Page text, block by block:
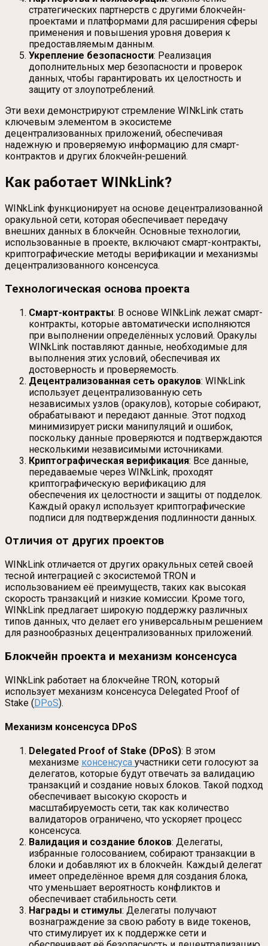
стратегических партнерств с другими блокчейн-
проектами и платформами для расширения сферы
применения и повышения уровня доверия к
предоставляемым данным.
Укрепление безопасности: Реализация
дополнительных мер безопасности и проверок
данных, чтобы гарантировать их целостность и
защиту от злоупотреблений.
Эти вехи демонстрируют стремление WINkLink стать
ключевым элементом в экосистеме
децентрализованных приложений, обеспечивая
надежную и проверяемую информацию для смарт-
контрактов и других блокчейн-решений.
Как работает WINkLink?
WINkLink функционирует на основе децентрализованной
оракульной сети, которая обеспечивает передачу
внешних данных в блокчейн. Основные технологии,
использованные в проекте, включают смарт-контракты,
криптографические методы верификации и механизмы
децентрализованного консенсуса.
Технологическая основа проекта
Смарт-контракты: В основе WINkLink лежат смарт-
контракты, которые автоматически исполняются
при выполнении определённых условий. Оракулы
WINkLink поставляют данные, необходимые для
выполнения этих условий, обеспечивая их
достоверность и проверяемость.
Децентрализованная сеть оракулов: WINkLink
использует децентрализованную сеть
независимых узлов (оракулов), которые собирают,
обрабатывают и передают данные. Этот подход
минимизирует риски манипуляций и ошибок,
поскольку данные проверяются и подтверждаются
несколькими независимыми источниками.
Криптографическая верификация: Все данные,
передаваемые через WINkLink, проходят
криптографическую верификацию для
обеспечения их целостности и защиты от подделок.
Каждый оракул использует криптографические
подписи для подтверждения подлинности данных.
Отличия от других проектов
WINkLink отличается от других оракульных сетей своей
тесной интеграцией с экосистемой TRON и
использованием её преимуществ, таких как высокая
скорость транзакций и низкие комиссии. Кроме того,
WINkLink предлагает широкую поддержку различных
типов данных, что делает его универсальным решением
для разнообразных децентрализованных приложений.
Блокчейн проекта и механизм консенсуса
WINkLink работает на блокчейне TRON, который
использует механизм консенсуса Delegated Proof of
Stake (DPoS).
Механизм консенсуса DPoS
Delegated Proof of Stake (DPoS): В этом
механизме консенсуса участники сети голосуют за
делегатов, которые будут отвечать за валидацию
транзакций и создание новых блоков. Такой подход
обеспечивает высокую скорость и
масштабируемость сети, так как количество
валидаторов ограничено, что ускоряет процесс
консенсуса.
Валидация и создание блоков: Делегаты,
избранные голосованием, собирают транзакции в
блоки и добавляют их в блокчейн. Каждый делегат
имеет определённое время для создания блока,
что уменьшает вероятность конфликтов и
обеспечивает стабильность сети.
Награды и стимулы: Делегаты получают
вознаграждение за свою работу в виде токенов,
что стимулирует их к поддержке сети и